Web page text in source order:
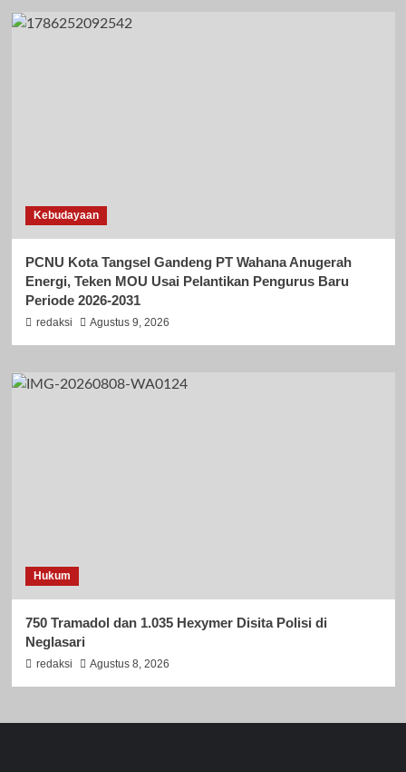
Kebudayaan
PCNU Kota Tangsel Gandeng PT Wahana Anugerah
Energi, Teken MOU Usai Pelantikan Pengurus Baru
Periode 2026-2031
redaksi Agustus 9, 2026
Hukum
750 Tramadol dan 1.035 Hexymer Disita Polisi di
Neglasari
redaksi Agustus 8, 2026